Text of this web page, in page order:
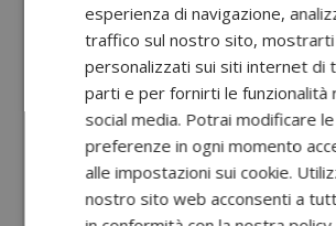
esperienza di navigazione,
traffico sul nostro sito, mostrarti
personalizzati sui siti internet di
parti e per fornirti le funzionalità
social media. Potrai modificare
preferenze in ogni momento
alle impostazioni sui cookie.
nostro sito web acconsenti a